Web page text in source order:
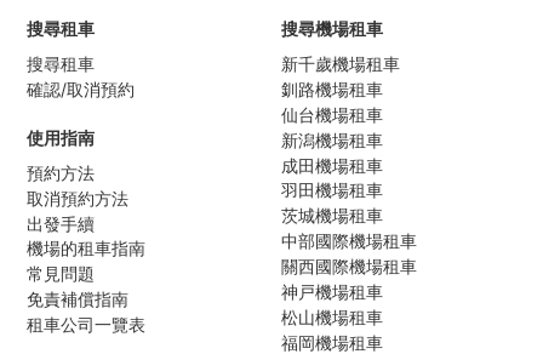
搜尋租車
搜尋租車
確認/取消預約
使用指南
預約方法
取消預約方法
出發手續
機場的租車指南
常見問題
免責補償指南
租車公司一覽表
搜尋機場租車
新千歲機場租車
釧路機場租車
仙台機場租車
新潟機場租車
成田機場租車
羽田機場租車
茨城機場租車
中部國際機場租車
關西國際機場租車
神戸機場租車
松山機場租車
福岡機場租車